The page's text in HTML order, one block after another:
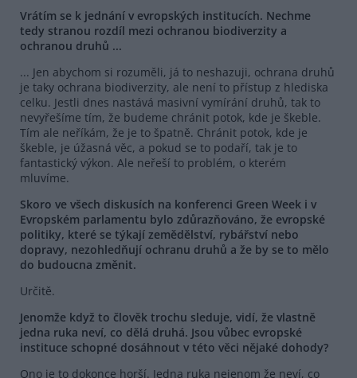
Vrátím se k jednání v evropských institucích. Nechme
tedy stranou rozdíl mezi ochranou biodiverzity a
ochranou druhů ...
... Jen abychom si rozuměli, já to neshazuji, ochrana druhů
je taky ochrana biodiverzity, ale není to přístup z hlediska
celku. Jestli dnes nastává masivní vymírání druhů, tak to
nevyřešíme tím, že budeme chránit potok, kde je škeble.
Tím ale neříkám, že je to špatně. Chránit potok, kde je
škeble, je úžasná věc, a pokud se to podaří, tak je to
fantastický výkon. Ale neřeší to problém, o kterém
mluvíme.
Skoro ve všech diskusích na konferenci Green Week i v
Evropském parlamentu bylo zdůrazňováno, že evropské
politiky, které se týkají zemědělství, rybářství nebo
dopravy, nezohledňují ochranu druhů a že by se to mělo
do budoucna změnit.
Určitě.
Jenomže když to člověk trochu sleduje, vidí, že vlastně
jedna ruka neví, co dělá druhá. Jsou vůbec evropské
instituce schopné dosáhnout v této věci nějaké dohody?
Ono je to dokonce horší. Jedna ruka nejenom že neví, co